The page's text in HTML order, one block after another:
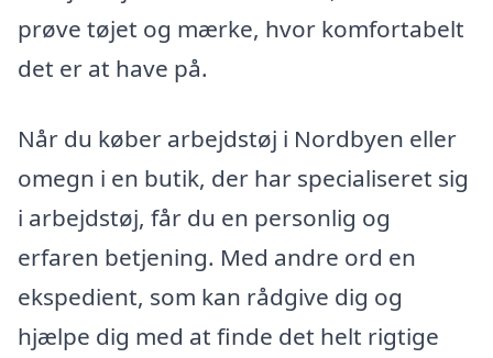
prøve tøjet og mærke, hvor komfortabelt
det er at have på.
Når du køber arbejdstøj i Nordbyen eller
omegn i en butik, der har specialiseret sig
i arbejdstøj, får du en personlig og
erfaren betjening. Med andre ord en
ekspedient, som kan rådgive dig og
hjælpe dig med at finde det helt rigtige